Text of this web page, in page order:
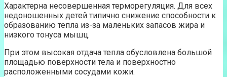
Характерна несовершенная терморегуляция. Для всех
недоношенных детей типично снижение способности к
образованию тепла из-за маленьких запасов жира и
низкого тонуса мышц.
При этом высокая отдача тепла обусловлена большой
площадью поверхности тела и поверхностно
расположенными сосудами кожи.